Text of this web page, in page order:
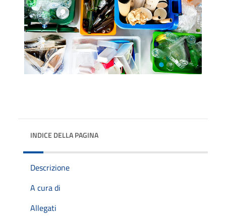
INDICE DELLA PAGINA
Descrizione
A cura di
Allegati